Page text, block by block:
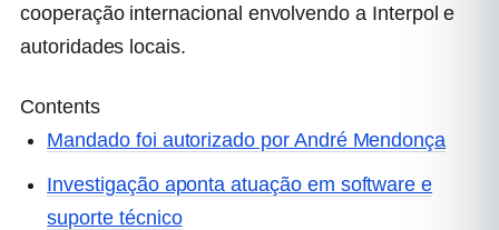
cooperação internacional envolvendo a Interpol e
autoridades locais.
Contents
Mandado foi autorizado por André Mendonça
Investigação aponta atuação em software e
suporte técnico